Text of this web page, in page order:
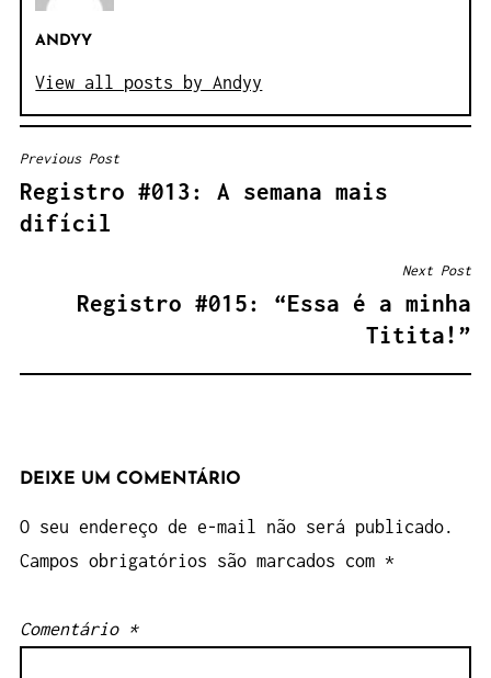
ANDYY
View all posts by Andyy
NAVEGAÇÃO
DE
POST
Previous Post
Registro #013: A semana mais
difícil
Next Post
Registro #015: “Essa é a minha
Titita!”
DEIXE UM COMENTÁRIO
O seu endereço de e-mail não será publicado.
Campos obrigatórios são marcados com *
Comentário *